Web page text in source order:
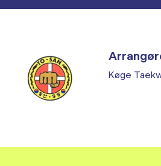
Køge